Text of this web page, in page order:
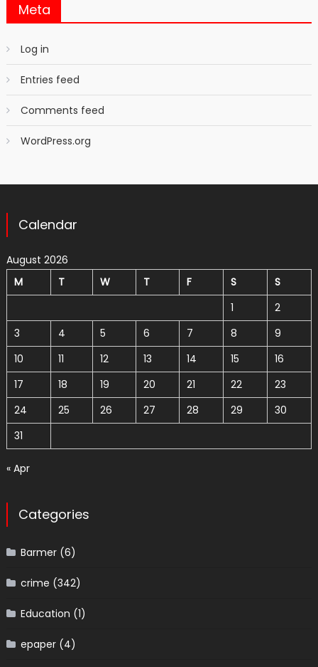
Meta
Log in
Entries feed
Comments feed
WordPress.org
Calendar
August 2026
M
T W T F S
S
1
2
3
4 5 6 7 8
9
10
11 12 13 14 15
16
17
18 19 20 21 22
23
24
25 26 27 28 29
30
31
« Apr
Categories
Barmer(6)
crime (342)
Education (1)
epaper(4)